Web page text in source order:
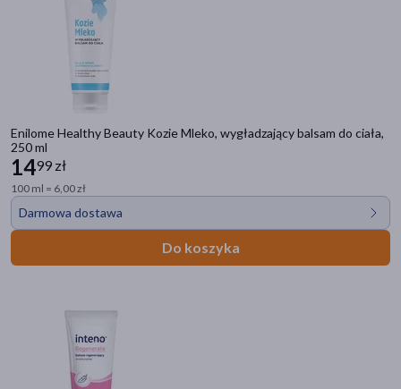
Enilome Healthy Beauty Kozie Mleko, wygładzający balsam do ciała,
250 ml
1499 zł
100 ml = 6,00 zł
Darmowa dostawa
Do koszyka